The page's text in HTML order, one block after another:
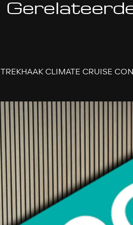
CLIMATE CRUISE